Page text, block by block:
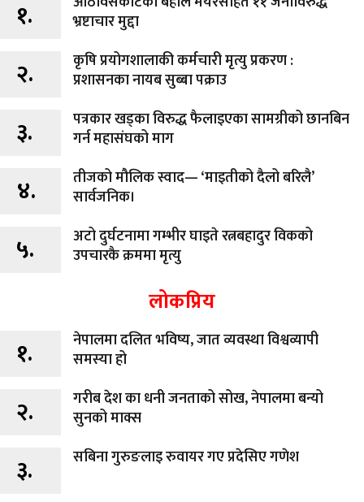
१.
भ्रष्टाचार मुद्दा
२.
कृषि प्रयोगशालाकी कर्मचारी मृत्यु प्रकरण :
प्रशासनका नायब सुब्बा पक्राउ
३.
पत्रकार खड्का विरुद्ध फैलाइएका सामग्रीको छानबिन
गर्न महासंघको माग
४.
तीजको मौलिक स्वाद— ‘माइतीको दैलो बरिलै’
सार्वजनिक।
५.
अटो दुर्घटनामा गम्भीर घाइते रत्नबहादुर विकको
उपचारकै क्रममा मृत्यु
लोकप्रिय
१.
नेपालमा दलित भविष्य, जात व्यवस्था विश्वव्यापी
समस्या हो
२.
गरीब देश का धनी जनताको सोख, नेपालमा बन्यो
सुनको माक्स
३. सबिना गुरुङलाइ रुवायर गए प्रदेसिए गणेश